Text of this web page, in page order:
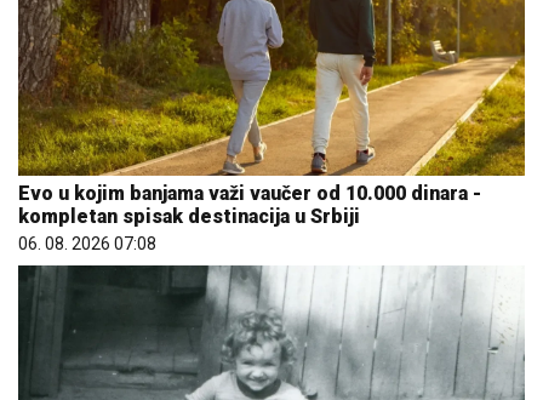
Evo u kojim banjama važi vaučer od 10.000 dinara -
kompletan spisak destinacija u Srbiji
06. 08. 2026 07:08